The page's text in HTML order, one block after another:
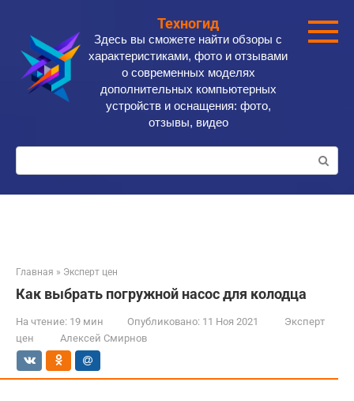
контенту
Техногид
Здесь вы сможете найти обзоры с
характеристиками, фото и отзывами
о современных моделях
дополнительных компьютерных
устройств и оснащения: фото,
отзывы, видео
Поиск:
Главная » Эксперт цен
Как выбрать погружной насос для колодца
На чтение: 19 мин Опубликовано: 11 Ноя 2021
Эксперт
цен
Алексей Смирнов